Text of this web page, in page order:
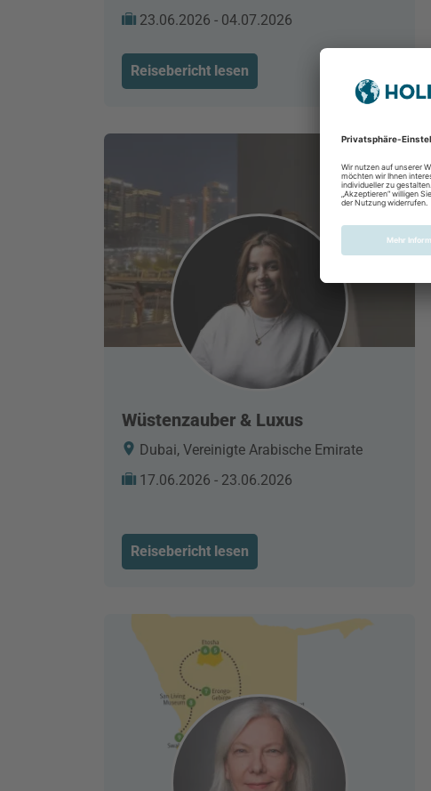
23.06.2026 - 04.07.2026
Reisebericht lesen
Wüstenzauber & Luxus
Dubai, Vereinigte Arabische Emirate
17.06.2026 - 23.06.2026
Reisebericht lesen